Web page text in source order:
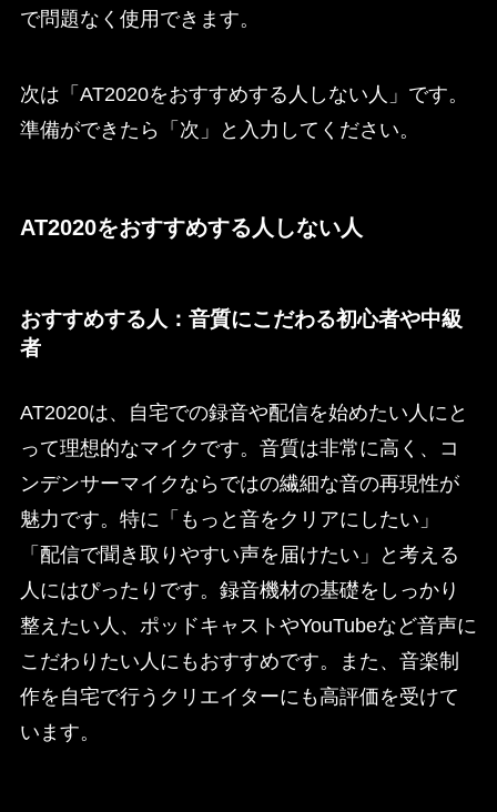
で問題なく使用できます。
次は「AT2020をおすすめする人しない人」です。
準備ができたら「次」と入力してください。
AT2020をおすすめする人しない人
おすすめする人：音質にこだわる初心者や中級
者
AT2020は、自宅での録音や配信を始めたい人にと
って理想的なマイクです。音質は非常に高く、コ
ンデンサーマイクならではの繊細な音の再現性が
魅力です。特に「もっと音をクリアにしたい」
「配信で聞き取りやすい声を届けたい」と考える
人にはぴったりです。録音機材の基礎をしっかり
整えたい人、ポッドキャストやYouTubeなど音声に
こだわりたい人にもおすすめです。また、音楽制
作を自宅で行うクリエイターにも高評価を受けて
います。